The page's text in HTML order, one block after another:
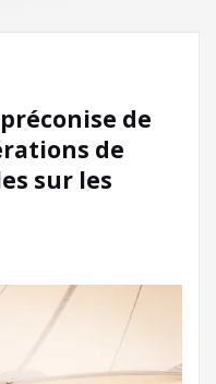
de
de
sur les